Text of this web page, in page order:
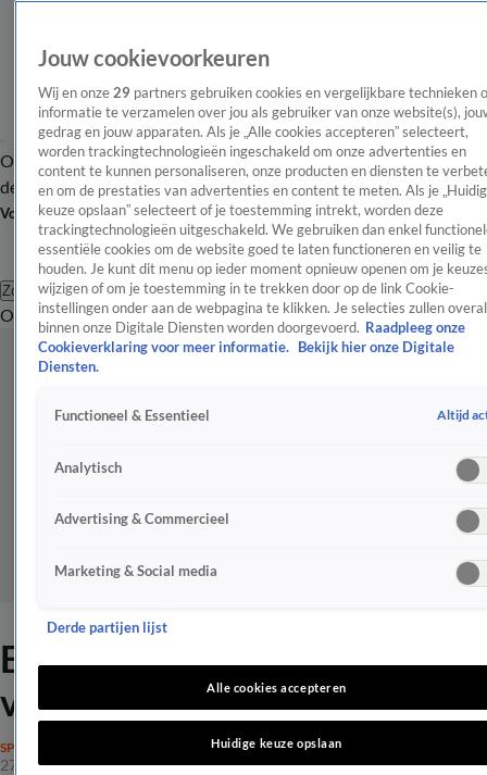
OverzichtAfleveringen Entertainment TV Algemeen
Tip
de redactieNieuwsbrief
Volg Shownieuws
Zoeken
OverzichtEntertainmentSpraakmakendRealityCrimeVideo's
Een flinke financiële opsteker
voor Hélène Hendriks
SPRAAKMAKEND
27 okt 2024, 23:28
Jouw cookievoorkeuren
Wij en onze 29 partners gebruiken cookies en vergelijkbare technieken
informatie te verzamelen over jou als gebruiker van onze website(s),
gedrag en jouw apparaten. Als je „Alle cookies accepteren” selecteert,
worden trackingtechnologieën ingeschakeld om onze advertenties en
content te kunnen personaliseren, onze producten en diensten te
en om de prestaties van advertenties en content te meten. Als je
keuze opslaan” selecteert of je toestemming intrekt, worden deze
trackingtechnologieën uitgeschakeld. We gebruiken dan enkel
essentiële cookies om de website goed te laten functioneren en veilig te
houden. Je kunt dit menu op ieder moment opnieuw openen om je
wijzigen of om je toestemming in te trekken door op de link Cookie-
instellingen onder aan de webpagina te klikken. Je selecties zullen overal
binnen onze Digitale Diensten worden doorgevoerd. Raadpleeg onze
Cookieverklaring voor meer informatie.
Bekijk hier onze Digitale
Diensten.
Functioneel & Essentieel Altijd
Analytisch
Advertising & Commercieel
Marketing & Social media
Derde partijen lijst
Alle cookies accepteren
Huidige keuze opslaan